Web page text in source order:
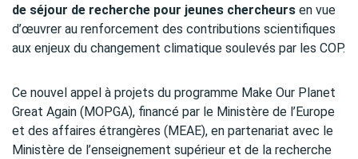
de séjour de recherche pour jeunes chercheurs en vue
d’œuvrer au renforcement des contributions scientifiques
aux enjeux du changement climatique soulevés par les COP.
Ce nouvel appel à projets du programme Make Our Planet
Great Again (MOPGA), financé par le Ministère de l’Europe
et des affaires étrangères (MEAE), en partenariat avec le
Ministère de l’enseignement supérieur et de la recherche